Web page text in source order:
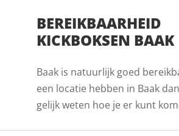
BEREIKBAARHEID
KICKBOKSEN BAAK
Baak is natuurlijk goed
een locatie hebben in Baak
gelijk weten hoe je er kunt